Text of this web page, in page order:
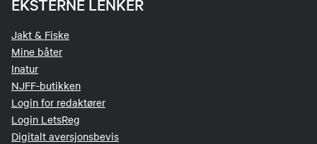
EKSTERNE LENKER
Jakt & Fiske
Mine båter
Inatur
NJFF-butikken
Login for redaktører
Login LetsReg
Digitalt aversjonsbevis